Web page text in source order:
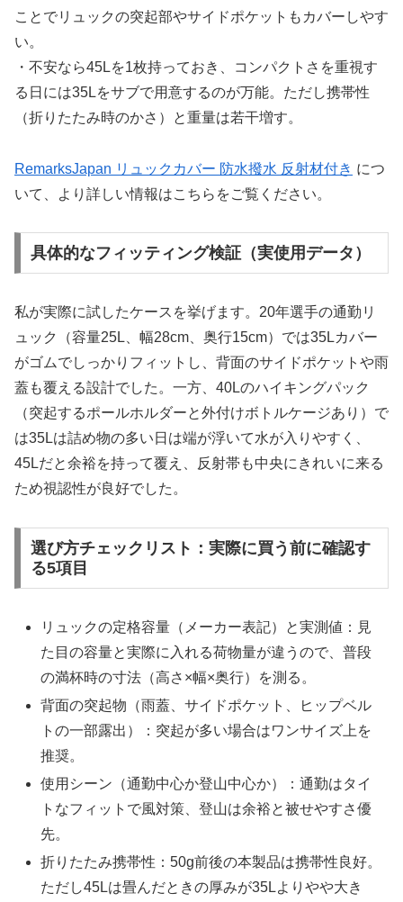
ことでリュックの突起部やサイドポケットもカバーしやす
い。
・不安なら45Lを1枚持っておき、コンパクトさを重視す
る日には35Lをサブで用意するのが万能。ただし携帯性
（折りたたみ時のかさ）と重量は若干増す。
RemarksJapan リュックカバー 防水撥水 反射材付き につ
いて、より詳しい情報はこちらをご覧ください。
具体的なフィッティング検証（実使用データ）
私が実際に試したケースを挙げます。20年選手の通勤リ
ュック（容量25L、幅28cm、奥行15cm）では35Lカバー
がゴムでしっかりフィットし、背面のサイドポケットや雨
蓋も覆える設計でした。一方、40Lのハイキングパック
（突起するポールホルダーと外付けボトルケージあり）で
は35Lは詰め物の多い日は端が浮いて水が入りやすく、
45Lだと余裕を持って覆え、反射帯も中央にきれいに来る
ため視認性が良好でした。
選び方チェックリスト：実際に買う前に確認す
る5項目
リュックの定格容量（メーカー表記）と実測値：見
た目の容量と実際に入れる荷物量が違うので、普段
の満杯時の寸法（高さ×幅×奥行）を測る。
背面の突起物（雨蓋、サイドポケット、ヒップベル
トの一部露出）：突起が多い場合はワンサイズ上を
推奨。
使用シーン（通勤中心か登山中心か）：通勤はタイ
トなフィットで風対策、登山は余裕と被せやすさ優
先。
折りたたみ携帯性：50g前後の本製品は携帯性良好。
ただし45Lは畳んだときの厚みが35Lよりやや大き